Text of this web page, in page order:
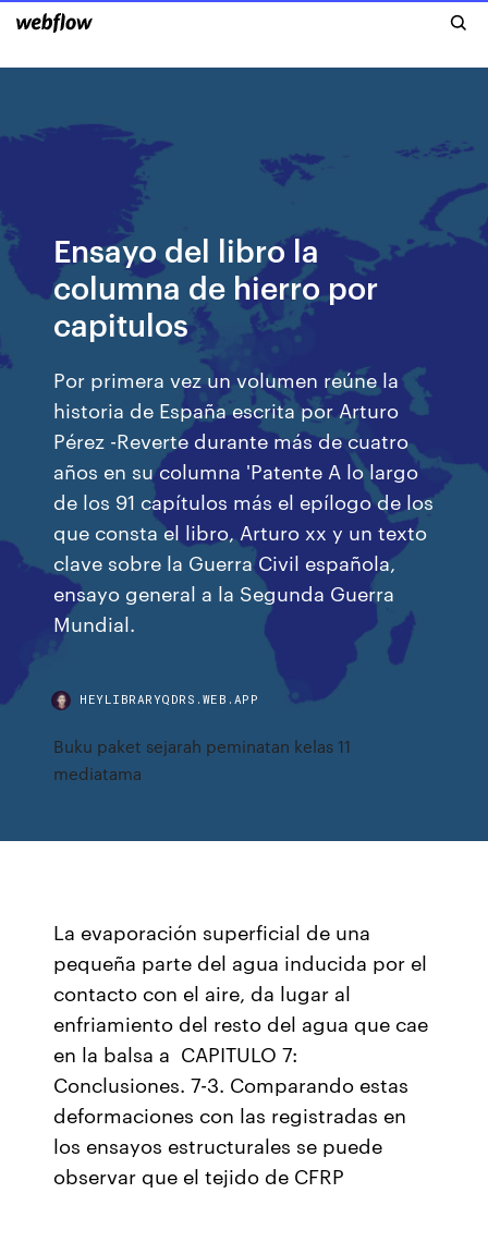
Ensayo del libro la
columna de hierro por
capitulos
Por primera vez un volumen reúne la
historia de España escrita por Arturo
Pérez -Reverte durante más de cuatro
años en su columna 'Patente A lo largo
de los 91 capítulos más el epílogo de los
que consta el libro, Arturo xx y un texto
clave sobre la Guerra Civil española,
ensayo general a la Segunda Guerra
Mundial.
HEYLIBRARYQDRS.WEB.APP
Buku paket sejarah peminatan kelas 11
mediatama
La evaporación superficial de una
pequeña parte del agua inducida por el
contacto con el aire, da lugar al
enfriamiento del resto del agua que cae
en la balsa a CAPITULO 7:
Conclusiones. 7-3. Comparando estas
deformaciones con las registradas en
los ensayos estructurales se puede
observar que el tejido de CFRP